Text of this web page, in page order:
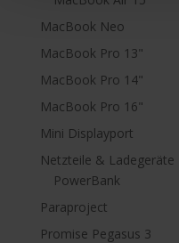
MacBook Neo
MacBook Pro 13"
MacBook Pro 14"
MacBook Pro 16"
Mini Displayport
Netzteile & Ladegeräte
PowerBank
Paraproject
Promise Pegasus 3